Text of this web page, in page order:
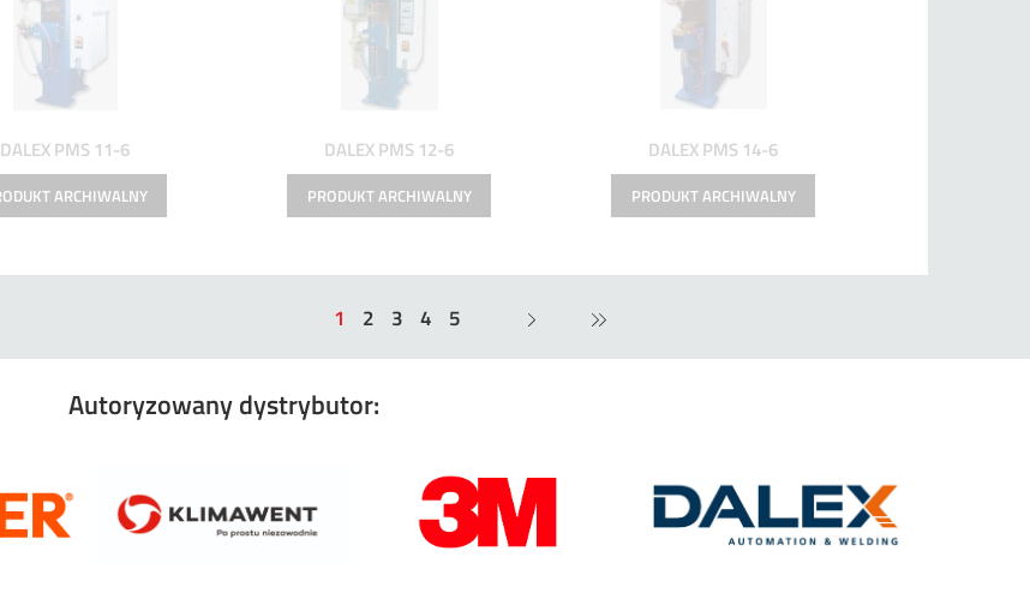
DALEX PMS 11-6 DALEX PMS 12-6 DALEX PMS 14-6
1 2 3 4 5
Autoryzowany dystrybutor: